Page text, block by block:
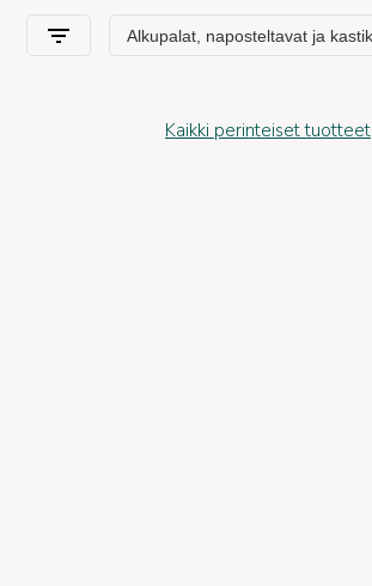
Kaikki perinteiset tuotteet